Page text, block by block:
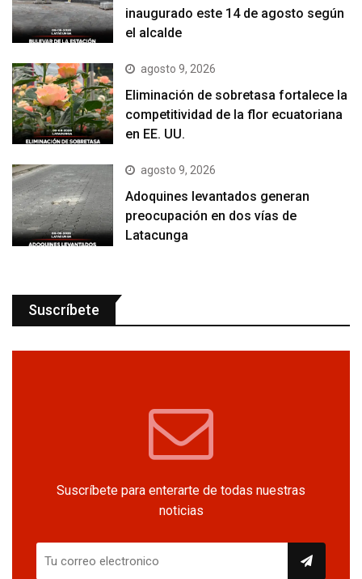
inaugurado este 14 de agosto según
el alcalde
agosto 9, 2026
Eliminación de sobretasa fortalece la
competitividad de la flor ecuatoriana
en EE. UU.
agosto 9, 2026
Adoquines levantados generan
preocupación en dos vías de
Latacunga
Suscríbete
Suscríbete para enterarte de todas nuestras
noticias